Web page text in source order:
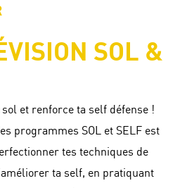
SOL &
et renforce ta self défense !
programmes SOL et SELF est
tes techniques de
ta self, en pratiquant